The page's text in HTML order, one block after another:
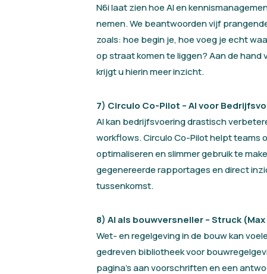
N6i laat zien hoe AI en
nemen. We beantwoorden vijf
zoals: hoe begin je, hoe voeg je echt
op straat komen te liggen? Aan de
krijgt u hierin meer inzicht.
7) Circulo Co-Pilot – AI voor
AI kan bedrijfsvoering drastisch
workflows. Circulo Co-Pilot helpt teams
optimaliseren en slimmer gebruik te
gegenereerde rapportages en direct
tussenkomst.
8) AI als bouwversneller – Struck (Max
Wet- en regelgeving in de bouw kan
gedreven bibliotheek voor
pagina’s aan voorschriften en een